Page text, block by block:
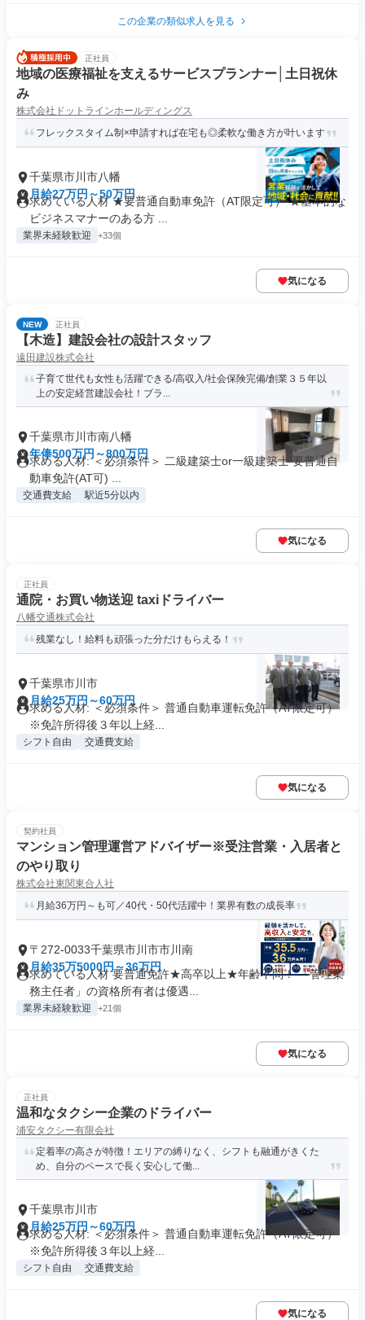
この企業の類似求人を見る
正社員
地域の医療福祉を支えるサービスプランナー│土日祝休
み
株式会社ドットラインホールディングス
フレックスタイム制×申請すれば在宅も◎柔軟な働き方が叶います
千葉県市川市八幡
月給27万円～50万円
求めている人材 ★要普通自動車免許（AT限定可） ★基本的な
ビジネスマナーのある方 ...
業界未経験歓迎 +33個
気になる
NEW 正社員
【木造】建設会社の設計スタッフ
遠田建設株式会社
子育て世代も女性も活躍できる/高収入/社会保険完備/創業３５年以
上の安定経営建設会社！ブラ...
千葉県市川市南八幡
年俸500万円～800万円
求める人材: ＜必須条件＞ 二級建築士or一級建築士 要普通自
動車免許(AT可) ...
交通費支給 駅近5分以内
気になる
正社員
通院・お買い物送迎 taxiドライバー
八幡交通株式会社
残業なし！給料も頑張った分だけもらえる！
千葉県市川市
月給25万円～60万円
求める人材: ＜必須条件＞ 普通自動車運転免許（AT限定可）
※免許所得後３年以上経...
シフト自由 交通費支給
気になる
契約社員
マンション管理運営アドバイザー※受注営業・入居者と
のやり取り
株式会社東関東合人社
月給36万円～も可／40代・50代活躍中！業界有数の成長率
〒272-0033千葉県市川市市川南
月給35万5000円～36万円
求めている人材 要普通免許★高卒以上★年齢不問！ 「管理業
務主任者」の資格所有者は優遇...
業界未経験歓迎 +21個
気になる
正社員
温和なタクシー企業のドライバー
浦安タクシー有限会社
定着率の高さが特徴！エリアの縛りなく、シフトも融通がきくた
め、自分のペースで長く安心して働...
千葉県市川市
月給25万円～60万円
求める人材: ＜必須条件＞ 普通自動車運転免許（AT限定可）
※免許所得後３年以上経...
シフト自由 交通費支給
気になる